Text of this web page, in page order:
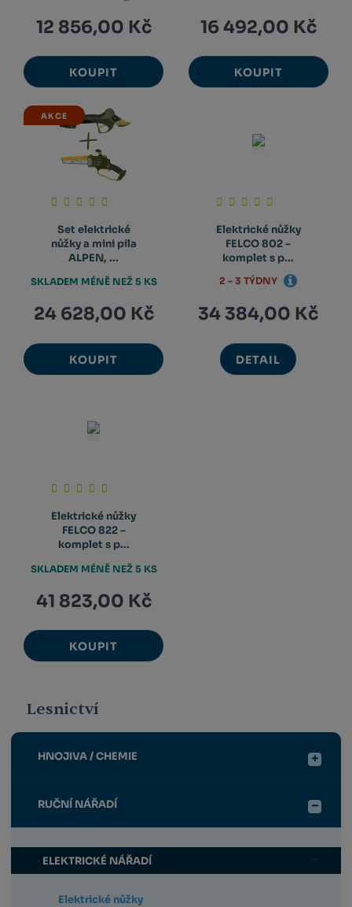
12 856,00 Kč
KOUPIT
16 492,00 Kč
KOUPIT
AKCE
Set elektrické
nůžky a mini pila
ALPEN, ...
24 628,00 Kč
KOUPIT
SKLADEM MÉNĚ NEŽ 5 KS
Elektrické nůžky
FELCO 802 –
komplet s p...
34 384,00 Kč
DETAIL
2 - 3 TÝDNY
Elektrické nůžky
FELCO 822 –
komplet s p...
41 823,00 Kč
KOUPIT
SKLADEM MÉNĚ NEŽ 5 KS
Lesnictví
HNOJIVA / CHEMIE
RUČNÍ NÁŘADÍ
ELEKTRICKÉ NÁŘADÍ
Elektrické nůžky